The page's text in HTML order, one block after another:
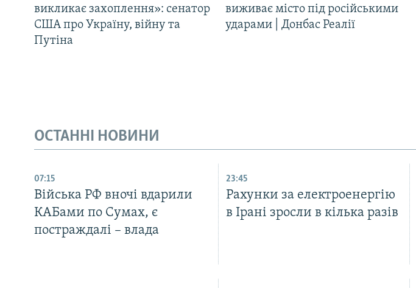
викликає захоплення»: сенатор
США про Україну, війну та
Путіна
виживає місто під російськими
ударами | Донбас Реалії
ОСТАННІ НОВИНИ
07:15
Війська РФ вночі вдарили
КАБами по Сумах, є
постраждалі – влада
23:45
Рахунки за електроенергію
в Ірані зросли в кілька разів